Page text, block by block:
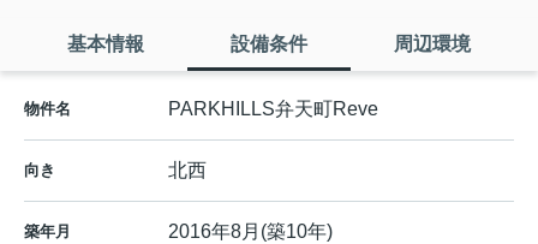
基本情報 設備条件 周辺環境
物件名 PARKHILLS弁天町Reve
向き 北西
築年月 2016年8月(築10年)